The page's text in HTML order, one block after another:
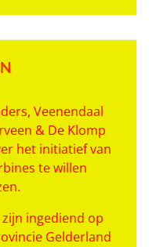
Veenendaal
& De Klomp
het initiatief van
te willen
ingediend op
Gelderland